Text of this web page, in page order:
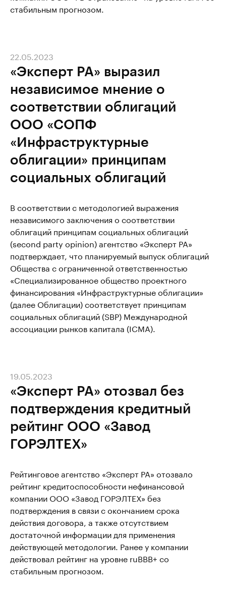
стабильным прогнозом.
«Эксперт РА» выразил
независимое мнение о
соответствии облигаций
ООО «СОПФ
«Инфраструктурные
облигации» принципам
социальных облигаций
22.05.2023
В соответствии с методологией выражения
независимого заключения о соответствии
облигаций принципам социальных облигаций
(second party opinion) агентство «Эксперт РА»
подтверждает, что планируемый выпуск облигаций
Общества с ограниченной ответственностью
«Специализированное общество проектного
финансирования «Инфраструктурные облигации»
(далее Облигации) соответствует принципам
социальных облигаций (SBP) Международной
ассоциации рынков капитала (ICMA).
«Эксперт РА» отозвал без
подтверждения кредитный
рейтинг ООО «Завод
ГОРЭЛТЕХ»
19.05.2023
Рейтинговое агентство «Эксперт РА» отозвало
рейтинг кредитоспособности нефинансовой
компании ООО «Завод ГОРЭЛТЕХ» без
подтверждения в связи с окончанием срока
действия договора, а также отсутствием
достаточной информации для применения
действующей методологии. Ранее у компании
действовал рейтинг на уровне ruBBB+ со
стабильным прогнозом.